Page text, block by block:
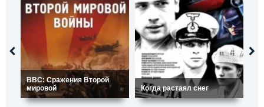
BBC: Сражения Второй
мировой
Когда растаял снег